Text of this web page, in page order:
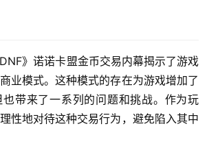
》诺诺卡盟金币交易内幕揭示了游戏
业模式。这种模式的存在为游戏增加了
带来了一系列的问题和挑战。作为玩
性地对待这种交易行为，避免陷入其中